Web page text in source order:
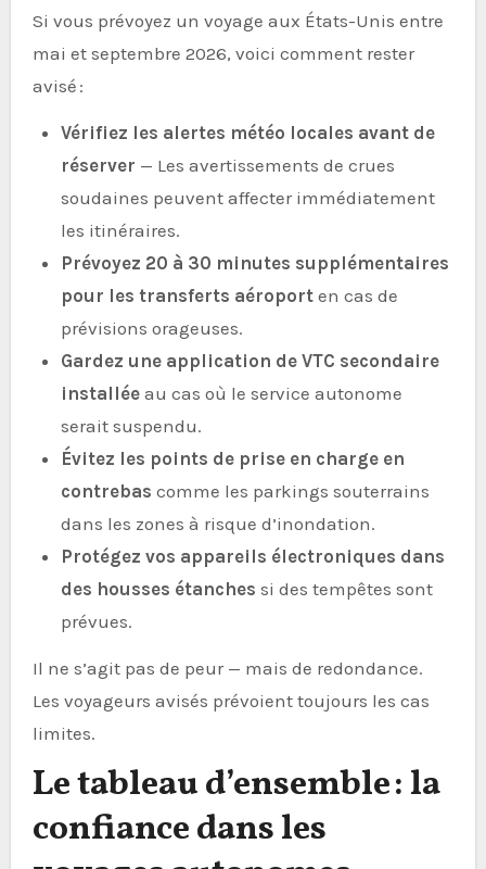
Si vous prévoyez un voyage aux États-Unis entre
mai et septembre 2026, voici comment rester
avisé :
Vérifiez les alertes météo locales avant de
réserver — Les avertissements de crues
soudaines peuvent affecter immédiatement
les itinéraires.
Prévoyez 20 à 30 minutes supplémentaires
pour les transferts aéroporten cas de
prévisions orageuses.
Gardez une application de VTC secondaire
installéeau cas où le service autonome
serait suspendu.
Évitez les points de prise en charge en
contrebas comme les parkings souterrains
dans les zones à risque d’inondation.
Protégez vos appareils électroniques dans
des housses étanches si des tempêtes sont
prévues.
Il ne s’agit pas de peur — mais de redondance.
Les voyageurs avisés prévoient toujours les cas
limites.
Le tableau d’ensemble : la
confiance dans les